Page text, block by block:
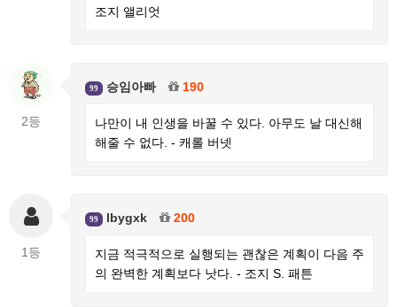
조지 앨리엇
2등
99 승임아빠 190
나만이 내 인생을 바꿀 수 있다. 아무도 날 대신해
해줄 수 없다. - 캐롤 버넷
1등
99 lbygxk 200
지금 적극적으로 실행되는 괜찮은 계획이 다음 주
의 완벽한 계획보다 낫다. - 조지 S. 패튼